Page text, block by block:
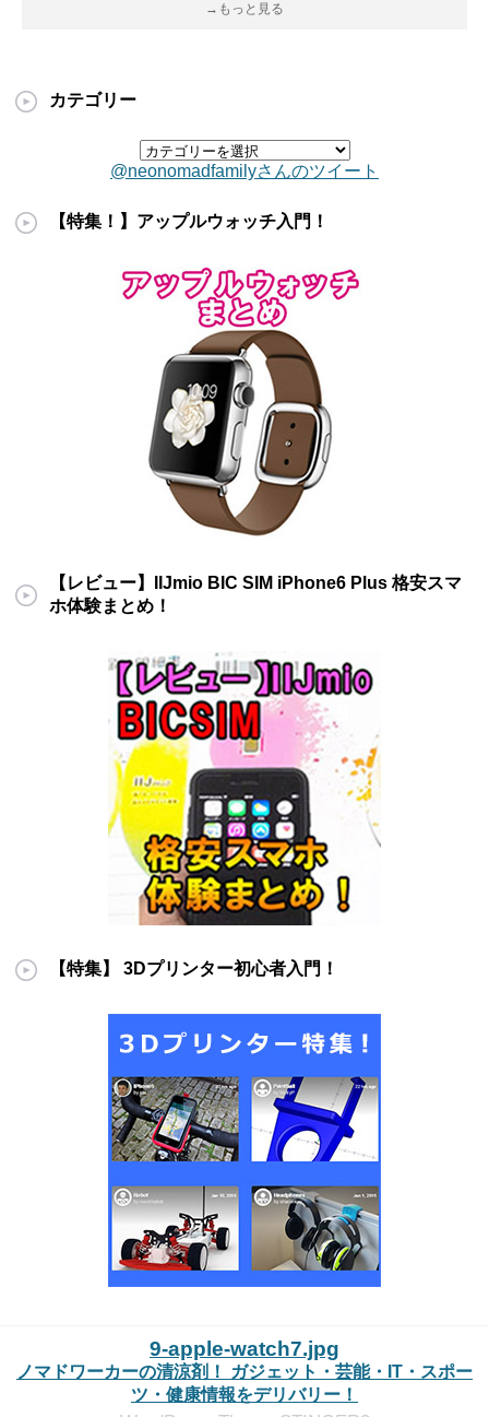
→もっと見る
カテゴリー
@neonomadfamilyさんのツイート
【特集！】アップルウォッチ入門！
【レビュー】IIJmio BIC SIM iPhone6 Plus 格安スマ
ホ体験まとめ！
【特集】 3Dプリンター初心者入門！
9-apple-watch7.jpg
ノマドワーカーの清涼剤！ ガジェット・芸能・IT・スポー
ツ・健康情報をデリバリー！